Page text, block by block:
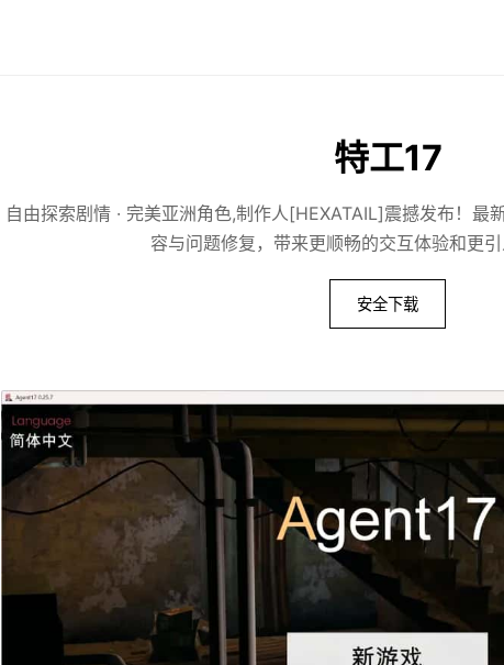
特工17
自由探索剧情 · 完美亚洲角色,制作人[HEXATAIL]震撼发布！最
容与问题修复，带来更顺畅的交互体验和更引
安全下载